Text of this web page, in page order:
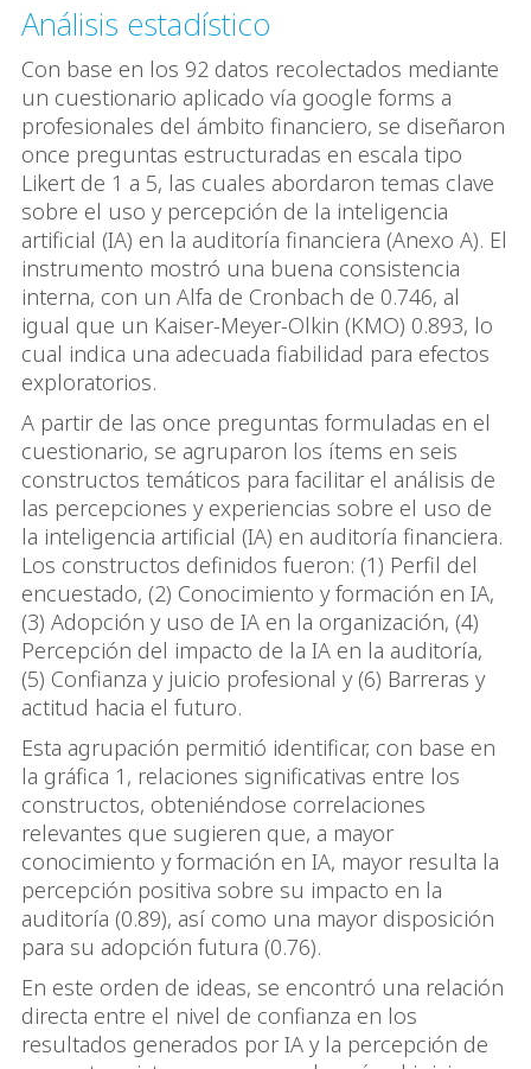
Análisis estadístico
Con base en los 92 datos recolectados mediante
un cuestionario aplicado vía google forms a
profesionales del ámbito financiero, se diseñaron
once preguntas estructuradas en escala tipo
Likert de 1 a 5, las cuales abordaron temas clave
sobre el uso y percepción de la inteligencia
artificial (IA) en la auditoría financiera (Anexo A). El
instrumento mostró una buena consistencia
interna, con un Alfa de Cronbach de 0.746, al
igual que un Kaiser-Meyer-Olkin (KMO) 0.893, lo
cual indica una adecuada fiabilidad para efectos
exploratorios.
A partir de las once preguntas formuladas en el
cuestionario, se agruparon los ítems en seis
constructos temáticos para facilitar el análisis de
las percepciones y experiencias sobre el uso de
la inteligencia artificial (IA) en auditoría financiera.
Los constructos definidos fueron: (1) Perfil del
encuestado, (2) Conocimiento y formación en IA,
(3) Adopción y uso de IA en la organización, (4)
Percepción del impacto de la IA en la auditoría,
(5) Confianza y juicio profesional y (6) Barreras y
actitud hacia el futuro.
Esta agrupación permitió identificar, con base en
la gráfica 1, relaciones significativas entre los
constructos, obteniéndose correlaciones
relevantes que sugieren que, a mayor
conocimiento y formación en IA, mayor resulta la
percepción positiva sobre su impacto en la
auditoría (0.89), así como una mayor disposición
para su adopción futura (0.76).
En este orden de ideas, se encontró una relación
directa entre el nivel de confianza en los
resultados generados por IA y la percepción de